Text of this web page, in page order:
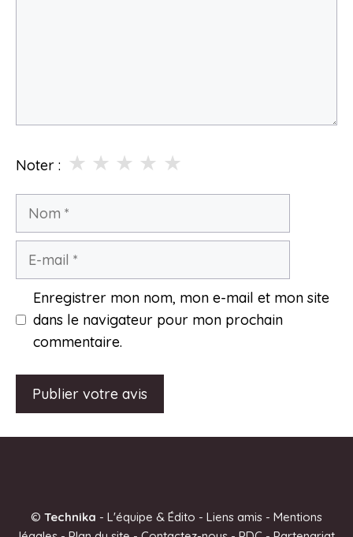
Noter : ★
★
★
★
★
Nom
Enregistrer mon nom, mon e-mail et mon site
dans le navigateur pour mon prochain
commentaire.
© Technika - L'équipe & Édito - Liens amis - Mentions